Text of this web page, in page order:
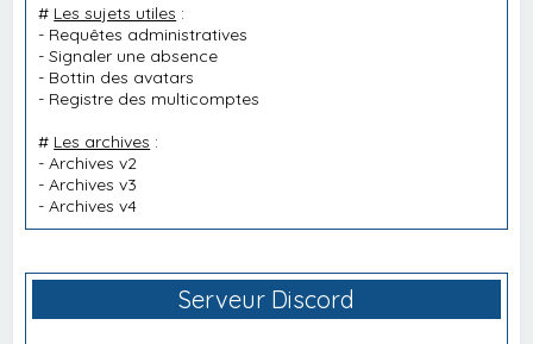
# Les sujets utiles :
- Requêtes administratives
-Signaler une absence
- Bottin des avatars
- Registre des multicomptes
# Les archives :
-Archives v2
-Archives v3
-Archives v4
Serveur Discord